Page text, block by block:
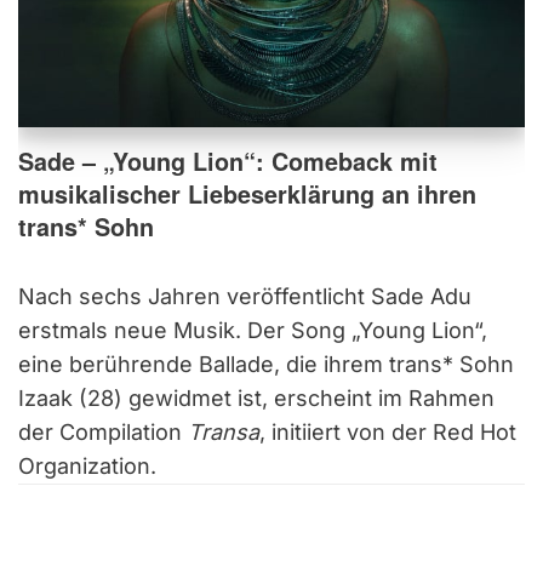
Sade – „Young Lion“: Comeback mit
musikalischer Liebeserklärung an ihren
trans* Sohn
Nach sechs Jahren veröffentlicht Sade Adu
erstmals neue Musik. Der Song „Young Lion“,
eine berührende Ballade, die ihrem trans* Sohn
Izaak (28) gewidmet ist, erscheint im Rahmen
der Compilation Transa, initiiert von der Red Hot
Organization.